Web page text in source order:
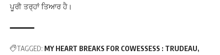
ਪੂਰੀ ਤਰ੍ਹਾਂ ਤਿਆਰ ਹੈ।
TAGGED: MY HEART BREAKS FOR COWESSESS : TRUDEAU